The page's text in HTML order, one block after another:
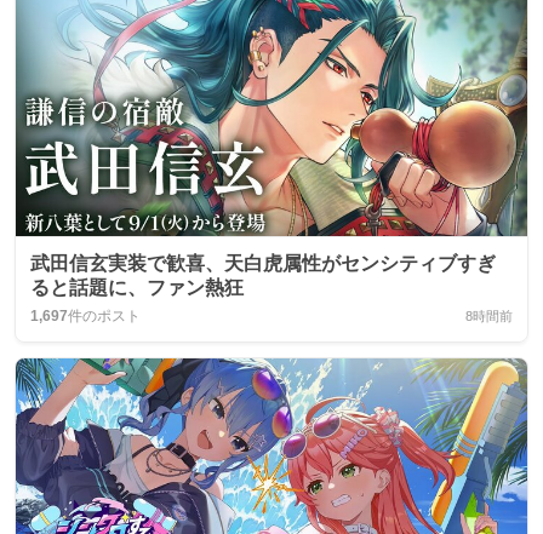
武田信玄実装で歓喜、天白虎属性がセンシティブすぎ
ると話題に、ファン熱狂
1,697件のポスト 8時間前